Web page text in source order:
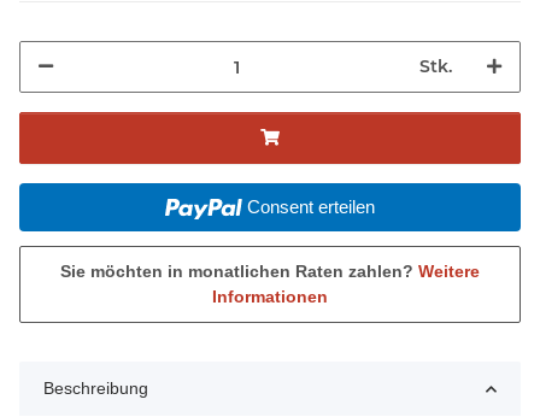
Stk.
Consent erteilen
Sie möchten in monatlichen Raten zahlen? Weitere
Informationen
Beschreibung